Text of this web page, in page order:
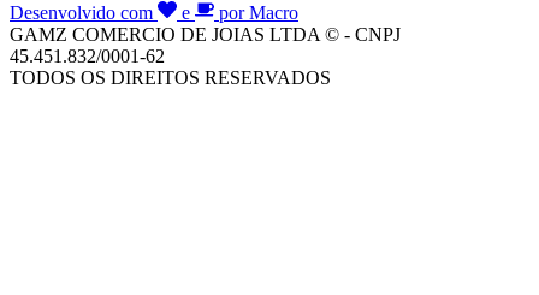
Desenvolvido com e
por Macro
GAMZ COMERCIO DE JOIAS LTDA © - CNPJ
45.451.832/0001-62
TODOS OS DIREITOS RESERVADOS